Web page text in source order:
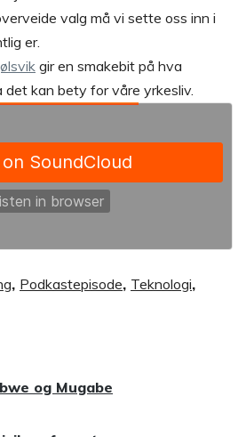
valg må vi sette oss inn i
er.
gir en smakebit på hva
det kan bety for våre yrkesliv.
, Podkastepisode, Teknologi,
og Mugabe